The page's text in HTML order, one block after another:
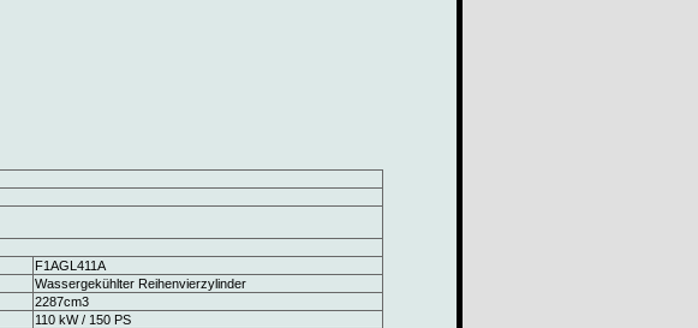
F1AGL411A
Wassergekühlter Reihenvierzylinder
2287cm3
110 kW / 150 PS